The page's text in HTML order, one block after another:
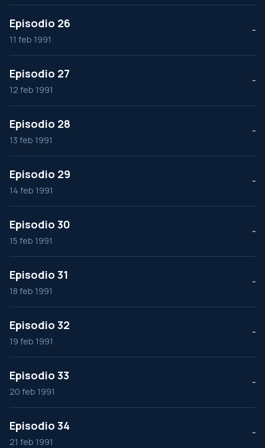
Episodio 26
11 feb 1991
--
Episodio 27
12 feb 1991
--
Episodio 28
13 feb 1991
--
Episodio 29
14 feb 1991
--
Episodio 30
15 feb 1991
--
Episodio 31
18 feb 1991
--
Episodio 32
19 feb 1991
--
Episodio 33
20 feb 1991
--
Episodio 34
21 feb 1991
--